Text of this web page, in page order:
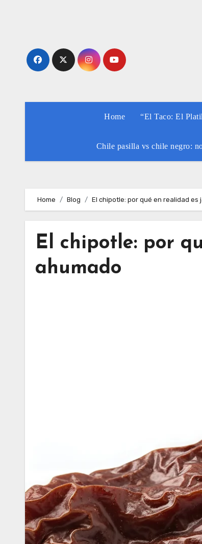
Home “El Taco: El
Chile pasilla vs chile negro:
Home Blog El chipotle: por qué en realidad es
El chipotle: por
ahumado